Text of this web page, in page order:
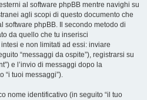
al software phpBB mentre navighi su
agli scopi di questo documento che
software phpBB. Il secondo metodo di
da quello che tu inserisci
e non limitati ad essi: inviare
“messaggi da ospite”), registrarsi su
e l’invio di messaggi dopo la
“i tuoi messaggi”).
nome identificativo (in seguito “il tuo